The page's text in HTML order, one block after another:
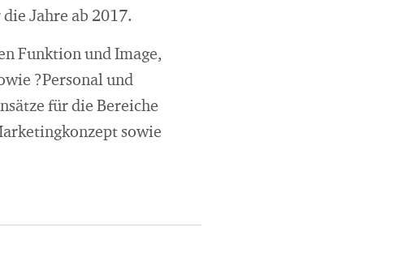
Jahre ab 2017.
Funktion und Image,
?Personal und
für die Bereiche
sowie